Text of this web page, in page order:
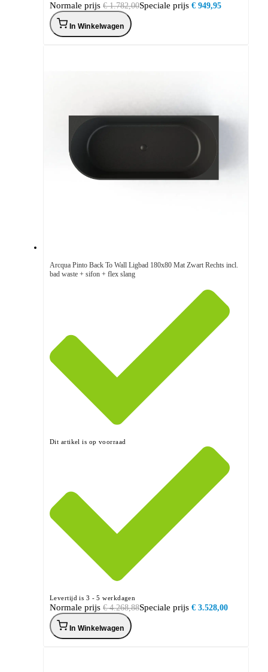
Speciale prijs € 949,95
Normale prijs € 1.782,00
In Winkelwagen
Arcqua Pinto Back To Wall Ligbad 180x80 Mat Zwart Rechts incl.
bad waste + sifon + flex slang
Dit artikel is op voorraad
Levertijd is 3 - 5 werkdagen
Speciale prijs € 3.528,00
Normale prijs € 4.268,88
In Winkelwagen